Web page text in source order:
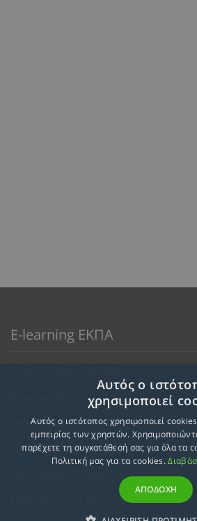
E-learning ΕΚΠΑ
Μεθοδολογία Εκπαίδευσης
Κατευθύνσεις Προγραμμάτων
Προϋποθέσεις Συμμετοχής
Αυτός ο
χρησιμοποιεί
Αυτός ο ιστότοπος χρησιμοποιεί
εμπειρίας των χρηστών.
παρέχετε τη συγκατάθεσή σας για όλα τα
Πολιτική μας για τα cookies.
ΑΠΟΔΟΧΗ